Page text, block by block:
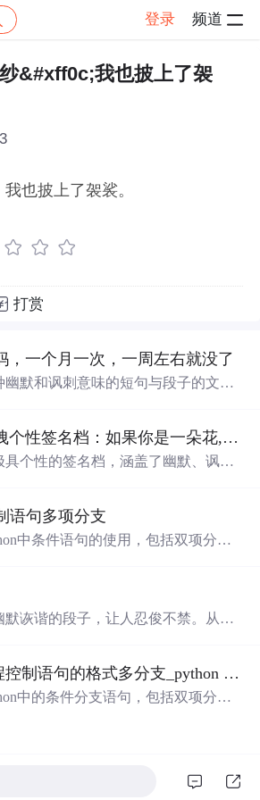
登录 频道
感慨 帖子详情
&#xff0c;我也披上了袈
也披上了袈裟。
打赏
，一个月一次，一周左右就没了
默和讽刺意味的短句与段子的文
强势推出的超拽个性签名档：如果你是一朵花,那牛都不拉粪了
具个性的签名档，涵盖了幽默、讽
语句多项分支
中条件语句的使用，包括双项分
诙谐的段子，让人忍俊不禁。从生
python语言流程控制语句的格式多分支_python 流程控制语句多项分支
中的条件分支语句，包括双项分